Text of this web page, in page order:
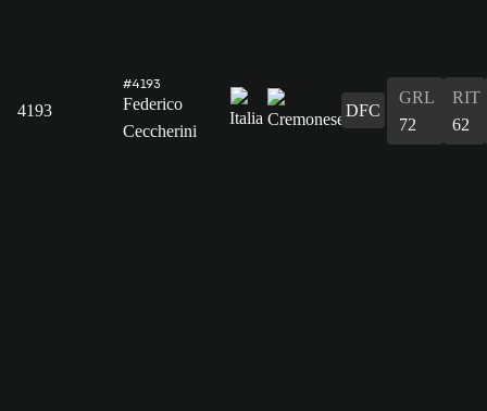
4193
#4193
Federico
Ceccherini
DFC
GRL
72
RIT
62